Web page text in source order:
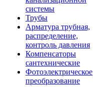
системы
Трубы
Арматура трубная,
распределение,
контроль давления
Компенсаторы
сантехнические
Фотоэлектрическое
преобразование